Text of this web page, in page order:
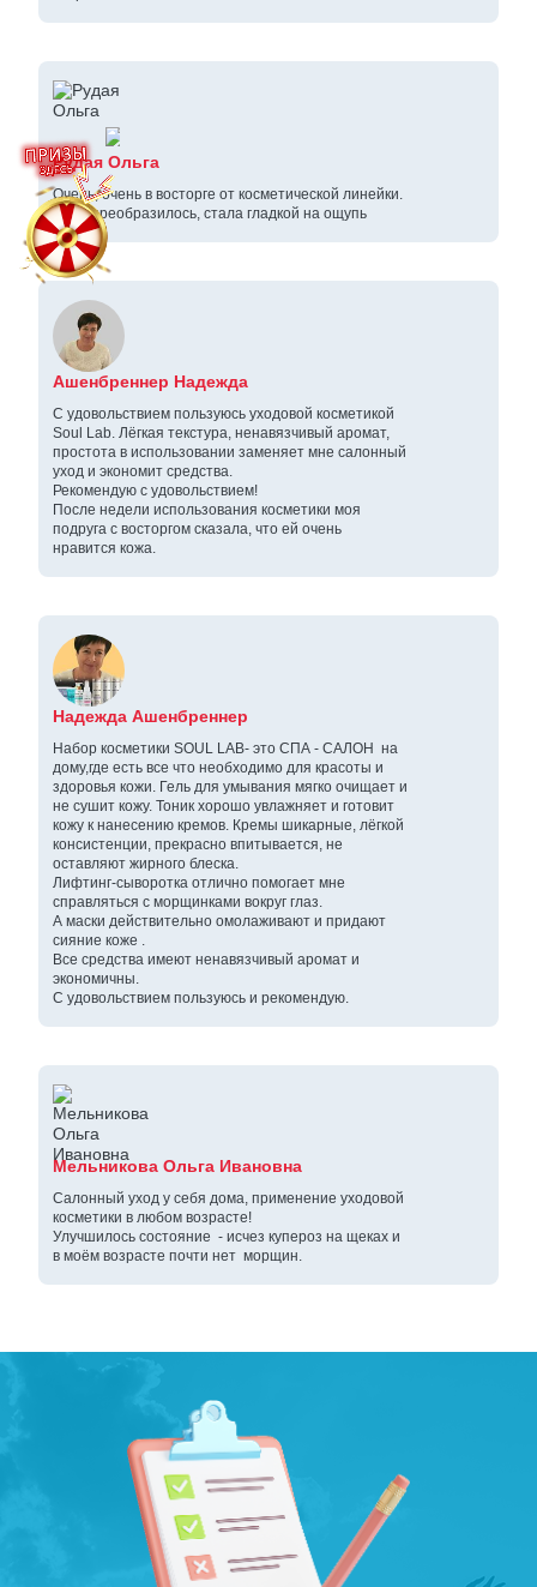
Рудая Ольга
Очень, очень в восторге от косметической линейки.
Кожа преобразилось, стала гладкой на ощупь
Ашенбреннер Надежда
С удовольствием пользуюсь уходовой косметикой
Soul Lab. Лёгкая текстура, ненавязчивый аромат,
простота в использовании заменяет мне салонный
уход и экономит средства.
Рекомендую с удовольствием!
После недели использования косметики моя
подруга с восторгом сказала, что ей очень
нравится кожа.
Надежда Ашенбреннер
Набор косметики SOUL LAB- это СПА - САЛОН на
дому,где есть все что необходимо для красоты и
здоровья кожи. Гель для умывания мягко очищает и
не сушит кожу. Тоник хорошо увлажняет и готовит
кожу к нанесению кремов. Кремы шикарные, лёгкой
консистенции, прекрасно впитывается, не
оставляют жирного блеска.
Лифтинг-сыворотка отлично помогает мне
справляться с морщинками вокруг глаз.
А маски действительно омолаживают и придают
сияние коже .
Все средства имеют ненавязчивый аромат и
экономичны.
С удовольствием пользуюсь и рекомендую.
Мельникова Ольга Ивановна
Салонный уход у себя дома, применение уходовой
косметики в любом возрасте!
Улучшилось состояние - исчез купероз на щеках и
в моём возрасте почти нет морщин.